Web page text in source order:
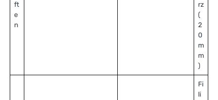
ft
e
n
rz
(
2
0
m
m
)
Fi
li